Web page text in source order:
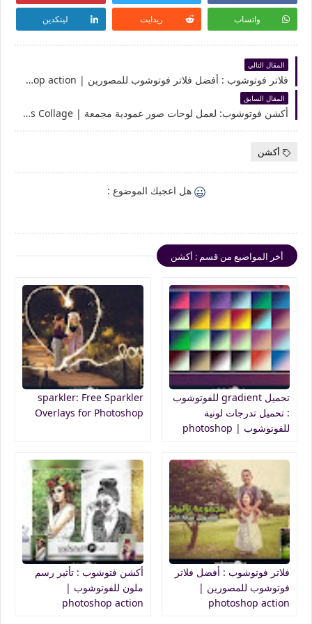
واتساب ريدايت لينكدين
المقال التالي
فلاتر فوتوشوب : أفضل فلاتر فوتوشوب للمصورين | photoshop action
المقال السابق
أكشن فوتوشوب: لعمل لوحات صور عمودية مجمعة | Vertical Panels Collage
أكشن
هل اعجبك الموضوع :
أخر المواضيع من قسم : أكشن
تحميل gradient للفوتوشوب
: تحميل تدرجات لونية
للفوتوشوب | photoshop
sparkler: Free Sparkler
Overlays for Photoshop
فلاتر فوتوشوب : أفضل فلاتر
فوتوشوب للمصورين |
photoshop action
أكشن فتوشوب : تأثير رسم
ملون للفوتوشوب |
photoshop action